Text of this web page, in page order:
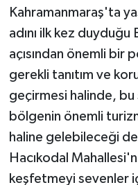
Kahramanmaraş'ta
adını ilk kez
açısından önemli bir
gerekli tanıtım ve
geçirmesi halinde, bu
bölgenin önemli
haline gelebileceği
Hacıkodal
keşfetmeyi sevenler